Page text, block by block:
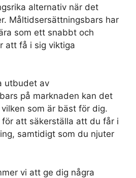
alternativ när det
Måltidsersättningsbars har
som ett snabbt och
att få i sig viktiga
utbudet av
på marknaden kan det
som är bäst för dig.
att säkerställa att du får i
samtidigt som du njuter
vi att ge dig några